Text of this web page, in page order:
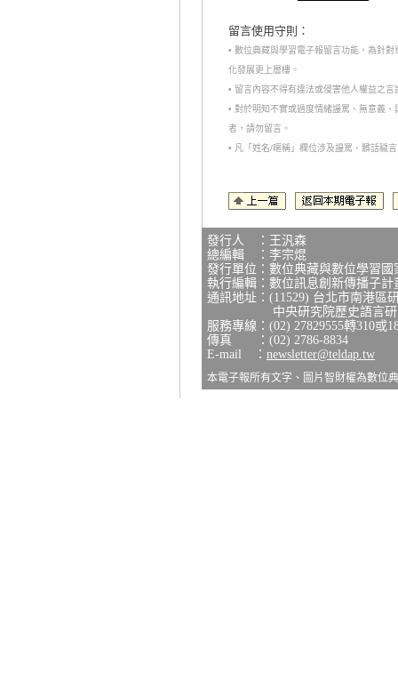
留言使用守則：
• 數位典藏與學習電子報留言功能，為針
化發展更上層樓。
• 留言內容不得有違法或侵害他人權益之
• 對於明知不實或過度情緒謾罵、無意義
者，請勿留言。
• 凡「姓名/暱稱」欄位涉及謾罵、髒話穢
發行人 ：王汎森
總編輯 ：李宗焜
發行單位：數位典藏與數位學習
執行編輯：數位訊息創新傳播子計
通訊地址：(11529) 台北市南港區
中央研究院歷史語言研究
服務專線：(02) 27829555轉310或
傳真 ：(02) 2786-8834
E-mail ： newsletter@teldap.tw
本電子報所有文字、圖片智財權為數位